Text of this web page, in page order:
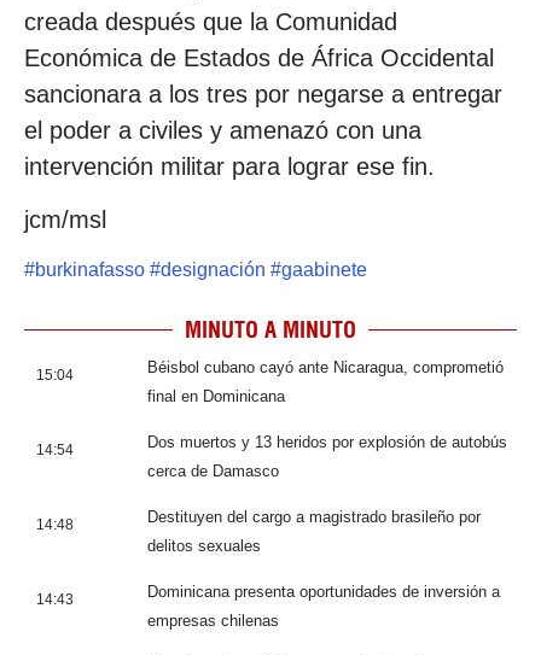
creada después que la Comunidad
Económica de Estados de África Occidental
sancionara a los tres por negarse a entregar
el poder a civiles y amenazó con una
intervención militar para lograr ese fin.
jcm/msl
#burkinafasso #designación #gaabinete
MINUTO A MINUTO
15:04
Béisbol cubano cayó ante Nicaragua, comprometió
final en Dominicana
14:54
Dos muertos y 13 heridos por explosión de autobús
cerca de Damasco
14:48
Destituyen del cargo a magistrado brasileño por
delitos sexuales
14:43
Dominicana presenta oportunidades de inversión a
empresas chilenas